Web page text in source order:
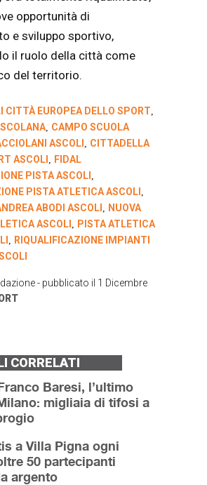
opportunità di
e sviluppo sportivo,
il ruolo della città come
del territorio.
CITTÀ EUROPEA DELLO SPORT
CAMPO SCUOLA
ASCOLI
CITTADELLA
ASCOLI
FIDAL
PISTA ASCOLI
PISTA ATLETICA ASCOLI
ABODI ASCOLI
NUOVA
ASCOLI
PISTA ATLETICA
RIQUALIFICAZIONE IMPIANTI
- pubblicato il 1 Dicembre
CORRELATI
Baresi, l’ultimo
migliaia di tifosi a
a Villa Pigna ogni
50 partecipanti
argento